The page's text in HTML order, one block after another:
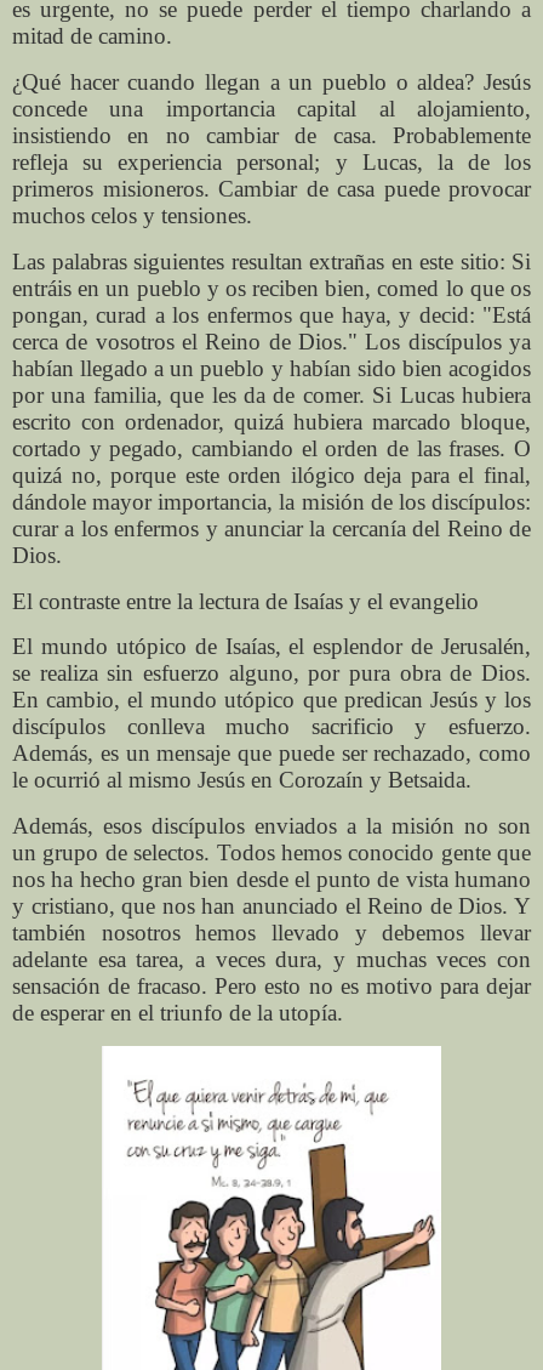
es urgente, no se puede perder el tiempo charlando a
mitad de camino.
¿Qué hacer cuando llegan a un pueblo o aldea? Jesús
concede una importancia capital al alojamiento,
insistiendo en no cambiar de casa. Probablemente
refleja su experiencia personal; y Lucas, la de los
primeros misioneros. Cambiar de casa puede provocar
muchos celos y tensiones.
Las palabras siguientes resultan extrañas en este sitio: Si
entráis en un pueblo y os reciben bien, comed lo que os
pongan, curad a los enfermos que haya, y decid: "Está
cerca de vosotros el Reino de Dios." Los discípulos ya
habían llegado a un pueblo y habían sido bien acogidos
por una familia, que les da de comer. Si Lucas hubiera
escrito con ordenador, quizá hubiera marcado bloque,
cortado y pegado, cambiando el orden de las frases. O
quizá no, porque este orden ilógico deja para el final,
dándole mayor importancia, la misión de los discípulos:
curar a los enfermos y anunciar la cercanía del Reino de
Dios.
El contraste entre la lectura de Isaías y el evangelio
El mundo utópico de Isaías, el esplendor de Jerusalén,
se realiza sin esfuerzo alguno, por pura obra de Dios.
En cambio, el mundo utópico que predican Jesús y los
discípulos conlleva mucho sacrificio y esfuerzo.
Además, es un mensaje que puede ser rechazado, como
le ocurrió al mismo Jesús en Corozaín y Betsaida.
Además, esos discípulos enviados a la misión no son
un grupo de selectos. Todos hemos conocido gente que
nos ha hecho gran bien desde el punto de vista humano
y cristiano, que nos han anunciado el Reino de Dios. Y
también nosotros hemos llevado y debemos llevar
adelante esa tarea, a veces dura, y muchas veces con
sensación de fracaso. Pero esto no es motivo para dejar
de esperar en el triunfo de la utopía.